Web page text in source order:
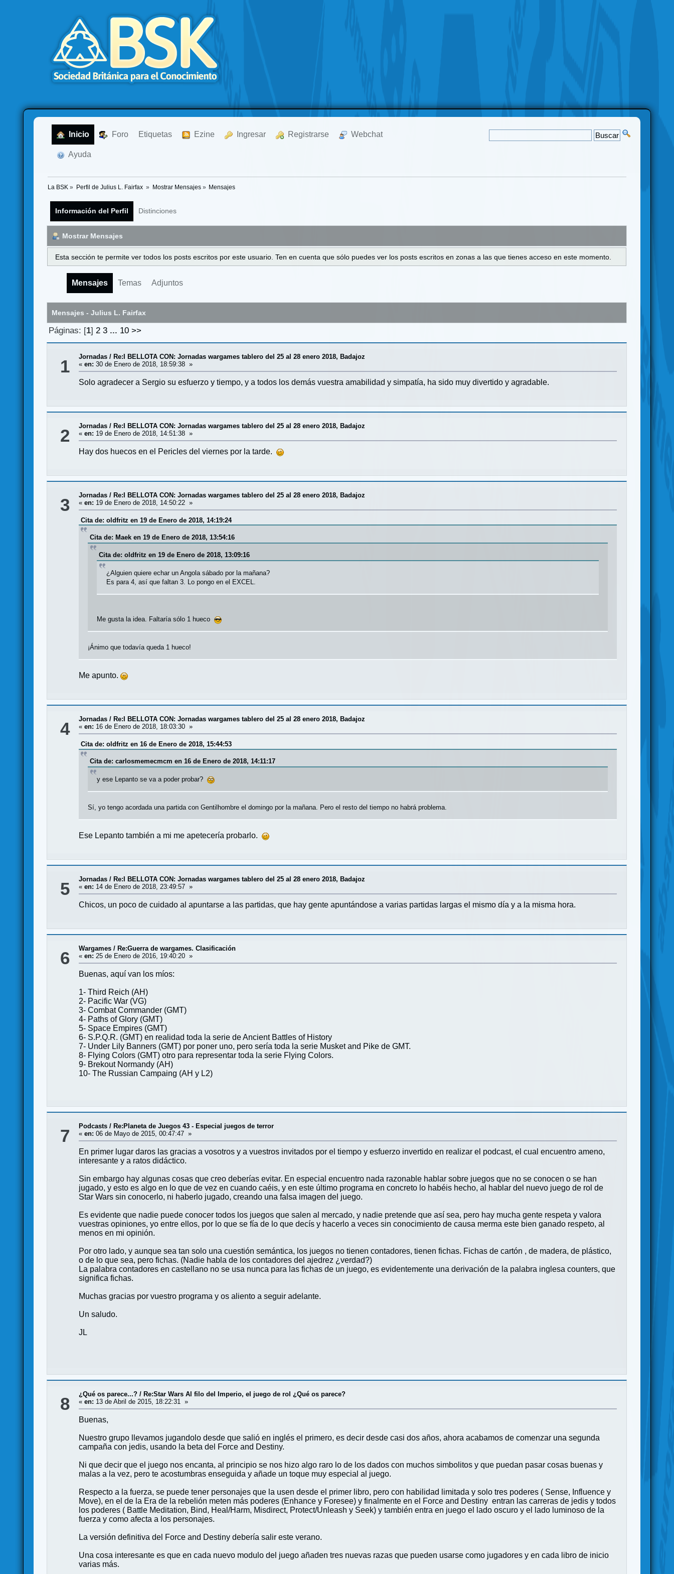
Inicio Foro Etiquetas Ezine Ingresar Registrarse Webchat
Ayuda
La BSK » Perfil de Julius L. Fairfax » Mostrar Mensajes» Mensajes
Información del Perfil Distinciones
Mostrar Mensajes
Esta sección te permite ver todos los posts escritos por este usuario. Ten en cuenta que sólo puedes ver los posts escritos en zonas a las que tienes acceso en este momento.
Mensajes Temas Adjuntos
Mensajes - Julius L. Fairfax
Páginas: [1] 2 3 ... 10 >>
1 Jornadas / Re:I BELLOTA CON: Jornadas wargames tablero del 25 al 28 enero 2018, Badajoz
«en: 30 de Enero de 2018, 18:59:38 »
Solo agradecer a Sergio su esfuerzo y tiempo, y a todos los demás vuestra amabilidad y simpatía, ha sido muy divertido y agradable.
2 Jornadas / Re:I BELLOTA CON: Jornadas wargames tablero del 25 al 28 enero 2018, Badajoz
«en: 19 de Enero de 2018, 14:51:38 »
Hay dos huecos en el Pericles del viernes por la tarde.
3 Jornadas / Re:I BELLOTA CON: Jornadas wargames tablero del 25 al 28 enero 2018, Badajoz
«en: 19 de Enero de 2018, 14:50:22 »
Cita de: oldfritz en 19 de Enero de 2018, 14:19:24
Cita de: Maek en 19 de Enero de 2018, 13:54:16
Cita de: oldfritz en 19 de Enero de 2018, 13:09:16
¿Alguien quiere echar un Angola sábado por la mañana?
Es para 4, así que faltan 3. Lo pongo en el EXCEL.
Me gusta la idea. Faltaría sólo 1 hueco
¡Ánimo que todavía queda 1 hueco!
Me apunto.
4 Jornadas / Re:I BELLOTA CON: Jornadas wargames tablero del 25 al 28 enero 2018, Badajoz
«en: 16 de Enero de 2018, 18:03:30 »
Cita de: oldfritz en 16 de Enero de 2018, 15:44:53
Cita de: carlosmemecmcm en 16 de Enero de 2018, 14:11:17
y ese Lepanto se va a poder probar?
Sí, yo tengo acordada una partida con Gentilhombre el domingo por la mañana. Pero el resto del tiempo no habrá problema.
Ese Lepanto también a mi me apetecería probarlo.
5 Jornadas / Re:I BELLOTA CON: Jornadas wargames tablero del 25 al 28 enero 2018, Badajoz
«en: 14 de Enero de 2018, 23:49:57 »
Chicos, un poco de cuidado al apuntarse a las partidas, que hay gente apuntándose a varias partidas largas el mismo día y a la misma hora.
6 Wargames / Re:Guerra de wargames. Clasificación
«en: 25 de Enero de 2016, 19:40:20 »
Buenas, aquí van los míos:
1- Third Reich (AH)
2- Pacific War (VG)
3- Combat Commander (GMT)
4- Paths of Glory (GMT)
5- Space Empires (GMT)
6- S.P.Q.R. (GMT) en realidad toda la serie de Ancient Battles of History
7- Under Lily Banners (GMT) por poner uno, pero sería toda la serie Musket and Pike de GMT.
8- Flying Colors (GMT) otro para representar toda la serie Flying Colors.
9- Brekout Normandy (AH)
10- The Russian Campaing (AH y L2)
7 Podcasts / Re:Planeta de Juegos 43 - Especial juegos de terror
«en: 06 de Mayo de 2015, 00:47:47 »
En primer lugar daros las gracias a vosotros y a vuestros invitados por el tiempo y esfuerzo invertido en realizar el podcast, el cual encuentro ameno,
interesante y a ratos didáctico.
Sin embargo hay algunas cosas que creo deberías evitar. En especial encuentro nada razonable hablar sobre juegos que no se conocen o se han
jugado, y esto es algo en lo que de vez en cuando caéis, y en este último programa en concreto lo habéis hecho, al hablar del nuevo juego de rol de
Star Wars sin conocerlo, ni haberlo jugado, creando una falsa imagen del juego.
Es evidente que nadie puede conocer todos los juegos que salen al mercado, y nadie pretende que así sea, pero hay mucha gente respeta y valora
vuestras opiniones, yo entre ellos, por lo que se fía de lo que decís y hacerlo a veces sin conocimiento de causa merma este bien ganado respeto, al
menos en mi opinión.
Por otro lado, y aunque sea tan solo una cuestión semántica, los juegos no tienen contadores, tienen fichas. Fichas de cartón , de madera, de plástico,
o de lo que sea, pero fichas. (Nadie habla de los contadores del ajedrez ¿verdad?)
La palabra contadores en castellano no se usa nunca para las fichas de un juego, es evidentemente una derivación de la palabra inglesa counters, que
significa fichas.
Muchas gracias por vuestro programa y os aliento a seguir adelante.
Un saludo.
JL
8 ¿Qué os parece...? / Re:Star Wars Al filo del Imperio, el juego de rol ¿Qué os parece?
«en: 13 de Abril de 2015, 18:22:31 »
Buenas,
Nuestro grupo llevamos jugandolo desde que salió en inglés el primero, es decir desde casi dos años, ahora acabamos de comenzar una segunda
campaña con jedis, usando la beta del Force and Destiny.
Ni que decir que el juego nos encanta, al principio se nos hizo algo raro lo de los dados con muchos simbolitos y que puedan pasar cosas buenas y
malas a la vez, pero te acostumbras enseguida y añade un toque muy especial al juego.
Respecto a la fuerza, se puede tener personajes que la usen desde el primer libro, pero con habilidad limitada y solo tres poderes ( Sense, Influence y
Move), en el de la Era de la rebelión meten más poderes (Enhance y Foresee) y finalmente en el Force and Destiny entran las carreras de jedis y todos
los poderes ( Battle Meditation, Bind, Heal/Harm, Misdirect, Protect/Unleash y Seek) y también entra en juego el lado oscuro y el lado luminoso de la
fuerza y como afecta a los personajes.
La versión definitiva del Force and Destiny debería salir este verano.
Una cosa interesante es que en cada nuevo modulo del juego añaden tres nuevas razas que pueden usarse como jugadores y en cada libro de inicio
varias más.